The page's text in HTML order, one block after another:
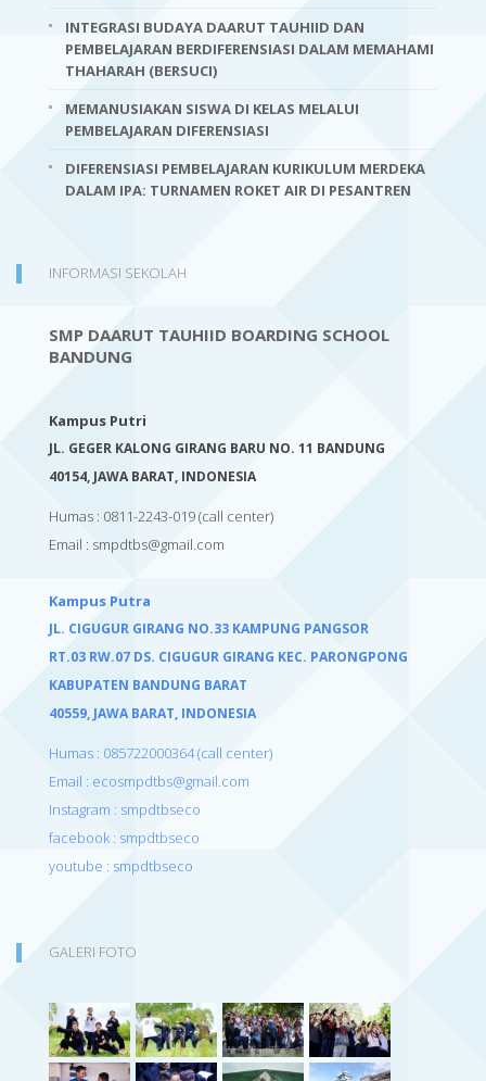
INTEGRASI BUDAYA DAARUT TAUHIID DAN
PEMBELAJARAN BERDIFERENSIASI DALAM MEMAHAMI
THAHARAH (BERSUCI)
MEMANUSIAKAN SISWA DI KELAS MELALUI
PEMBELAJARAN DIFERENSIASI
DIFERENSIASI PEMBELAJARAN KURIKULUM MERDEKA
DALAM IPA: TURNAMEN ROKET AIR DI PESANTREN
INFORMASI SEKOLAH
SMP DAARUT TAUHIID BOARDING SCHOOL
BANDUNG
Kampus Putri
JL. GEGER KALONG GIRANG BARU NO. 11 BANDUNG
40154, JAWA BARAT, INDONESIA
Humas : 0811-2243-019(call center)
Email : smpdtbs@gmail.com
Kampus Putra
JL. CIGUGUR GIRANG NO.33 KAMPUNG PANGSOR
RT.03 RW.07 DS. CIGUGUR GIRANG KEC. PARONGPONG
KABUPATEN BANDUNG BARAT
40559, JAWA BARAT, INDONESIA
Humas : 085722000364 (call center)
Email : ecosmpdtbs@gmail.com
Instagram : smpdtbseco
facebook : smpdtbseco
youtube : smpdtbseco
GALERI FOTO